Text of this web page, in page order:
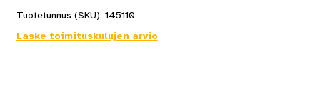
Tuotetunnus (SKU): 145110
Laske toimituskulujen arvio